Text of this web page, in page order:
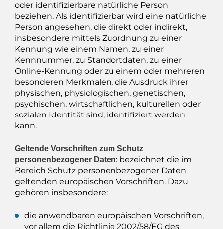
oder identifizierbare natürliche Person
beziehen. Als identifizierbar wird eine natürliche
Person angesehen, die direkt oder indirekt,
insbesondere mittels Zuordnung zu einer
Kennung wie einem Namen, zu einer
Kennnummer, zu Standortdaten, zu einer
Online-Kennung oder zu einem oder mehreren
besonderen Merkmalen, die Ausdruck ihrer
physischen, physiologischen, genetischen,
psychischen, wirtschaftlichen, kulturellen oder
sozialen Identität sind, identifiziert werden
kann.
Geltende Vorschriften zum Schutz
personenbezogener Daten: bezeichnet die im
Bereich Schutz personenbezogener Daten
geltenden europäischen Vorschriften. Dazu
gehören insbesondere:
die anwendbaren europäischen Vorschriften,
vor allem die Richtlinie 2002/58/EG des